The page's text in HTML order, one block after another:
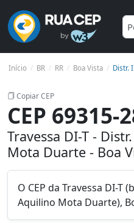
Início BR RR Boa Vista Distr.
Copiar CEP
CEP 69315-
Travessa DI-T -
Mota Duarte - Boa
O CEP da Travessa DI-T
Aquilino Mota Duarte),